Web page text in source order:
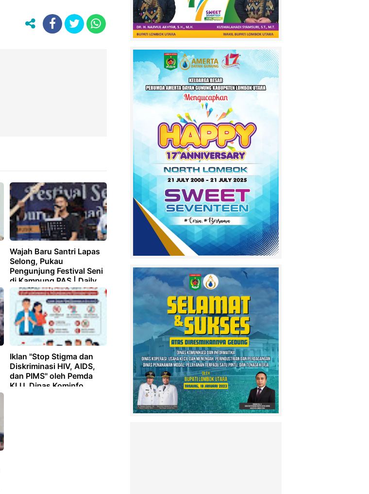
Wajah Baru Santri Lapas
Selong, Pukau
Pengunjung Festival Seni
di Kampung PAS | Daily
Lombok
Iklan "Stop Stigma dan
Diskriminasi HIV, AIDS,
dan PIMS" oleh Pemda
KLU, Dinas Kominfo